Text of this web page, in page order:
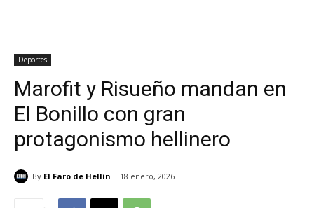
Deportes
Marofit y Risueño mandan en
El Bonillo con gran
protagonismo hellinero
By El Faro de Hellín 18 enero, 2026